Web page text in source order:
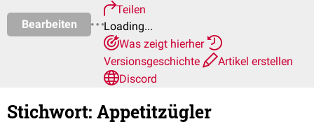
Bearbeiten
Teilen
Loading...
Was zeigt hierher
Versionsgeschichte
Artikel erstellen
Discord
Stichwort: Appetitzügler